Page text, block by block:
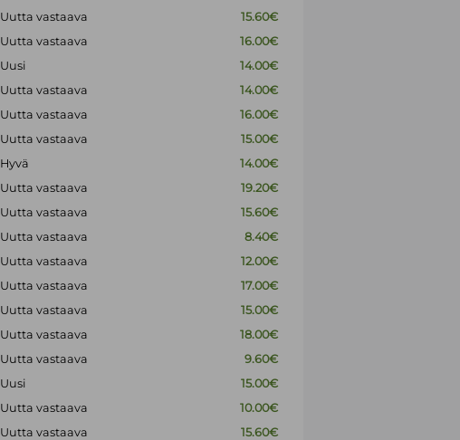
Uutta vastaava
15.60€
Uutta vastaava
16.00€
Uusi
14.00€
Uutta vastaava
14.00€
Uutta vastaava
16.00€
Uutta vastaava
15.00€
Hyvä
14.00€
Uutta vastaava
19.20€
Uutta vastaava
15.60€
Uutta vastaava
8.40€
Uutta vastaava
12.00€
Uutta vastaava
17.00€
Uutta vastaava
15.00€
Uutta vastaava
18.00€
Uutta vastaava
9.60€
Uusi
15.00€
Uutta vastaava
10.00€
Uutta vastaava
15.60€